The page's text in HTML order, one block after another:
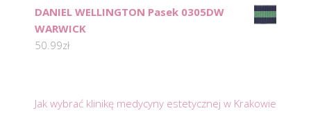
DANIEL WELLINGTON Pasek 0305DW
WARWICK
50.99zł
Jak wybrać klinikę medycyny estetycznej w Krakowie